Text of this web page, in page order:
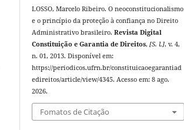
LOSSO, Marcelo Ribeiro. O neoconstitucionalismo
e o princípio da proteção à confiança no Direito
Administrativo brasileiro.Revista Digital
Constituição e Garantia de Direitos,[S. l.], v. 4,
n. 01, 2013. Disponível em:
https://periodicos.ufrn.br/constituicaoegarantiad
edireitos/article/view/4345. Acesso em: 8 ago.
2026.
Fomatos de Citação